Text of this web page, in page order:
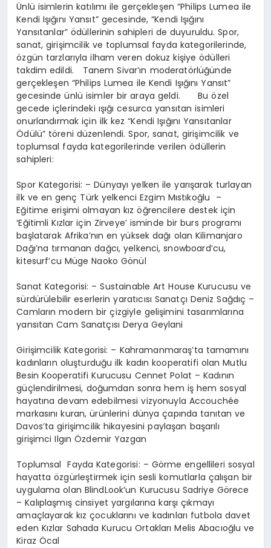
Ünlü isimlerin katılımı ile gerçekleşen “Philips Lumea ile
Kendi Işığını Yansıt” gecesinde, “Kendi Işığını
Yansıtanlar” ödüllerinin sahipleri de duyuruldu. Spor,
sanat, girişimcilik ve toplumsal fayda kategorilerinde,
özgün tarzlarıyla ilham veren dokuz kişiye ödülleri
takdim edildi. Tanem Sivar’ın moderatörlüğünde
gerçekleşen “Philips Lumea ile Kendi Işığını Yansıt”
gecesinde ünlü isimler bir araya geldi. Bu özel
gecede içlerindeki ışığı cesurca yansıtan isimleri
onurlandırmak için ilk kez “Kendi Işığını Yansıtanlar
Ödülü” töreni düzenlendi. Spor, sanat, girişimcilik ve
toplumsal fayda kategorilerinde verilen ödüllerin
sahipleri:
Spor Kategorisi: – Dünyayı yelken ile yarışarak turlayan
ilk ve en genç Türk yelkenci Ezgim Mıstıkoğlu –
Eğitime erişimi olmayan kız öğrencilere destek için
‘Eğitimli Kızlar için Zirveye’ isminde bir burs programı
başlatarak Afrika’nın en yüksek dağı olan Kilimanjaro
Dağı’na tırmanan dağcı, yelkenci, snowboard’cu,
kitesurf’cu Müge Naoko Gönül
Sanat Kategorisi: – Sustainable Art House Kurucusu ve
sürdürülebilir eserlerin yaratıcısı Sanatçı Deniz Sağdıç –
Camların modern bir çizgiyle gelişimini tasarımlarına
yansıtan Cam Sanatçısı Derya Geylani
Girişimcilik Kategorisi: – Kahramanmaraş’ta tamamını
kadınların oluşturduğu ilk kadın kooperatifi olan Mutlu
Besin Kooperatifi Kurucusu Cennet Polat – Kadının
güçlendirilmesi, doğumdan sonra hem iş hem sosyal
hayatına devam edebilmesi vizyonuyla Accouchée
markasını kuran, ürünlerini dünya çapında tanıtan ve
Davos’ta girişimcilik hikayesini paylaşan başarılı
girişimci Ilgın Özdemir Yazgan
Toplumsal Fayda Kategorisi: – Görme engellileri sosyal
hayatta özgürleştirmek için sesli komutlarla çalışan bir
uygulama olan BlindLook’un Kurucusu Sadriye Görece
– Kalıplaşmış cinsiyet yargılarına karşı çıkmayı
amaçlayarak kız çocuklarını ve kadınları futbola davet
eden Kızlar Sahada Kurucu Ortakları Melis Abacıoğlu ve
Kiraz Öcal